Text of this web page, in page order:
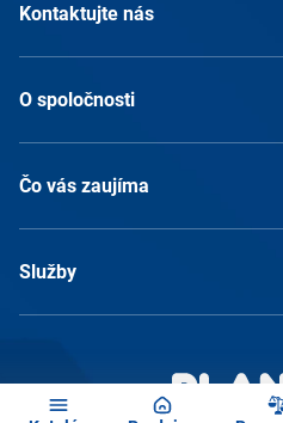
Kontaktujte nás
O spoločnosti
Čo vás zaujíma
Služby